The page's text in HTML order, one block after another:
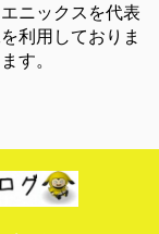
ニックスを代表
利用しておりま
す。